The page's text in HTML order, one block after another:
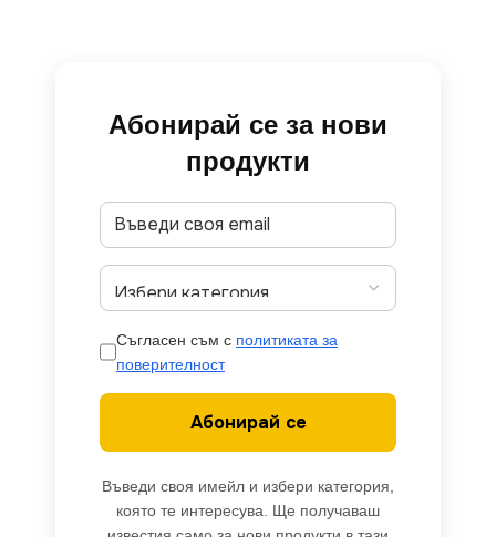
Абонирай се за нови
продукти
Съгласен съм с политиката за
поверителност
Абонирай се
Въведи своя имейл и избери категория,
която те интересува. Ще получаваш